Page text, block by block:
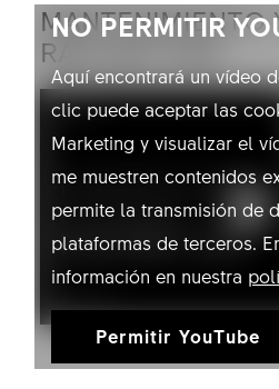
NO PERMITIR
Aquí encontrará un vídeo
clic puede aceptar las
Marketing y visualizar el
me muestren contenidos
permite la transmisión de
plataformas de terceros.
información en nuestra
Permitir YouTube
MANTENIMIENTO
RATCHET EXP